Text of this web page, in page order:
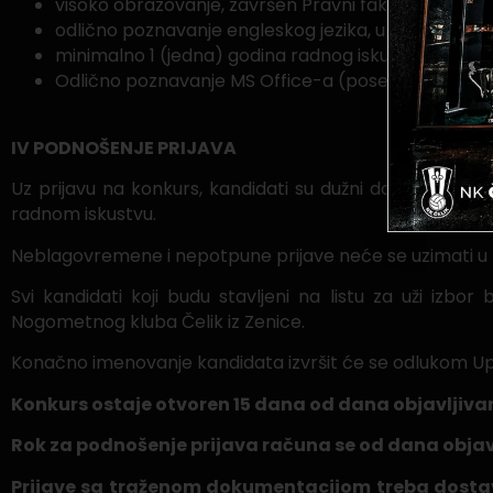
visoko obrazovanje, završen Pravni fakultet ili
odlično poznavanje engleskog jezika, u
minimalno 1 (jedna) godina radnog iskustva na
Odlično poznavanje MS Office-a (posebno MS
IV PODNOŠENJE PRIJAVA
Uz prijavu na konkurs, kandidati su dužni dostaviti
radnom iskustvu.
Neblagovremene i nepotpune prijave neće se uzimati
Svi kandidati koji budu stavljeni na listu za uži
Nogometnog kluba Čelik iz Zenice.
Konačno imenovanje kandidata izvršit će se odlukom
Konkurs ostaje otvoren 15 dana od dana
Rok za podnošenje prijava računa se od dana
Prijave sa traženom dokumentacijom treba